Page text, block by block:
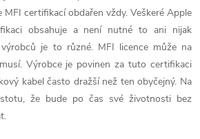
MFI certifikací obdařen vždy. Veškeré Apple
obsahuje a není nutné to ani nijak
je to různé. MFI licence může na
Výrobce je povinen za tuto certifikaci
kabel často dražší než ten obyčejný. Na
že bude po čas své životnosti bez